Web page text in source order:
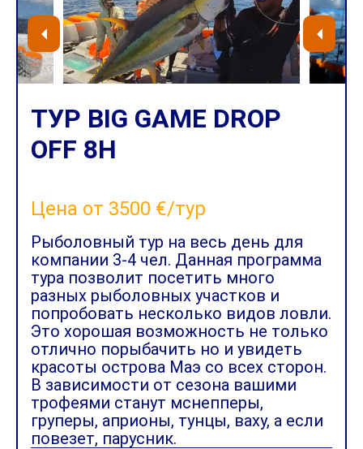
ТУР BIG GAME DROP
OFF 8H
Цена от 3500 €/тур
Рыболовный тур на весь день для
компании 3-4 чел. Данная программа
тура позволит посетить много
разных рыболовных участков и
попробовать несколько видов ловли.
Это хорошая возможность не только
отлично порыбачить но и увидеть
красоты острова Маэ со всех сторон.
В зависимости от сезона вашими
трофеями станут мснепперы,
груперы, априоны, тунцы, ваху, а если
повезет, парусник.